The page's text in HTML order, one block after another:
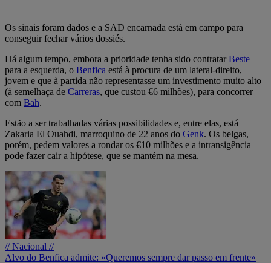
Os sinais foram dados e a SAD encarnada está em campo para
conseguir fechar vários dossiés.
Há algum tempo, embora a prioridade tenha sido contratarBeste
para a esquerda, o Benfica está à procura de um lateral-direito,
jovem e que à partida não representasse um investimento muito alto
(à semelhaça de Carreras, que custou €6 milhões), para concorrer
com Bah.
Estão a ser trabalhadas várias possibilidades e, entre elas, está
Zakaria El Ouahdi, marroquino de 22 anos do Genk. Os belgas,
porém, pedem valores a rondar os €10 milhões e a intransigência
pode fazer cair a hipótese, que se mantém na mesa.
// Nacional //
Alvo do Benfica admite: «Queremos sempre dar passo em frente»